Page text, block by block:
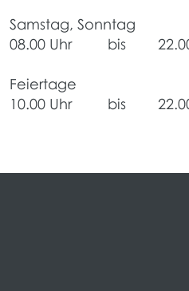
Samstag,
08.00 Uhr bis 22.00
10.00 Uhr bis 22.00